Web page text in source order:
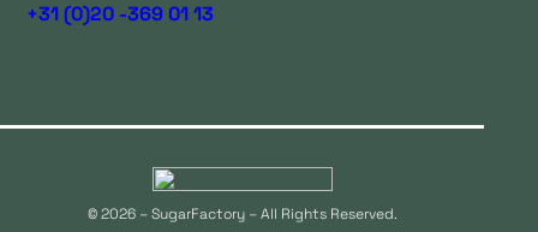
+31 (0)20 -369 01 13
© 2026 – SugarFactory – All Rights Reserved.